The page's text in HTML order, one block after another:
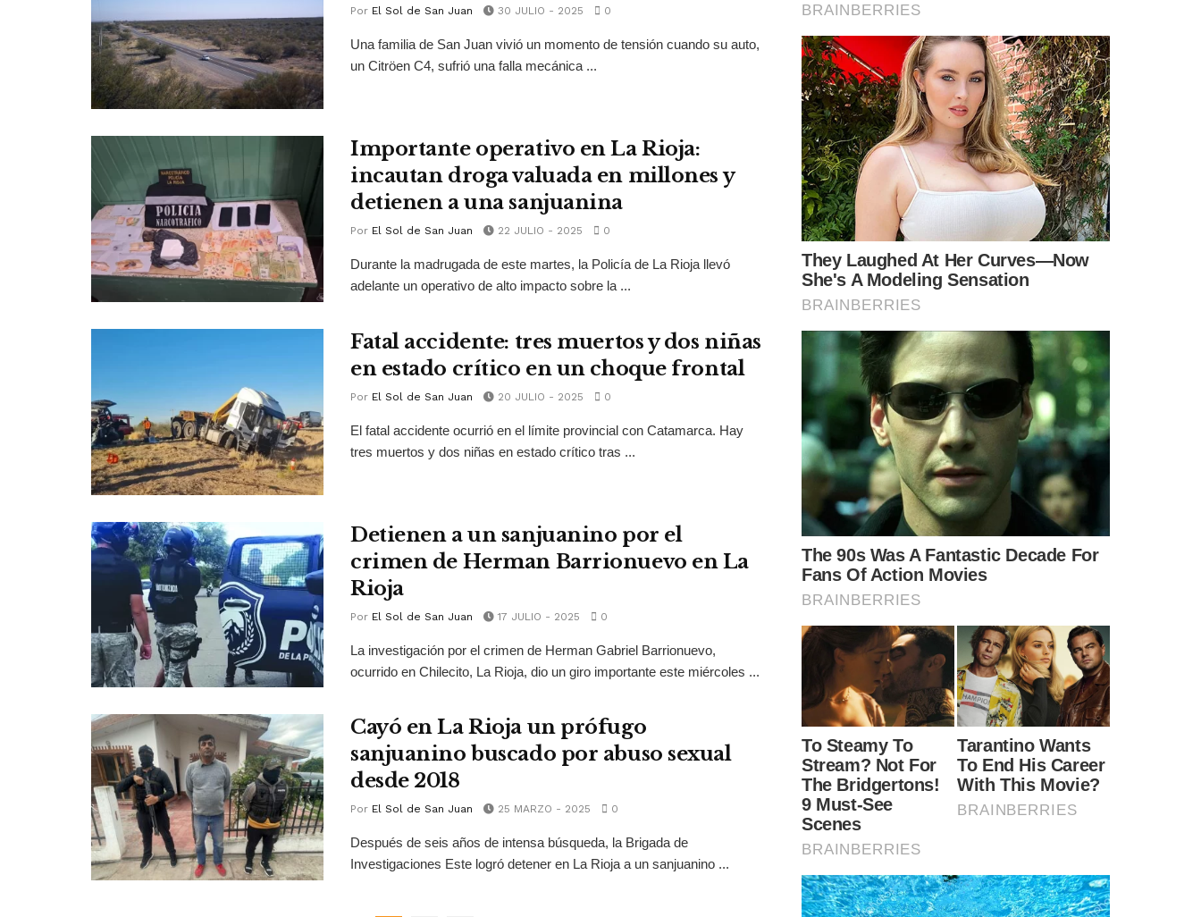
Por El Sol de San Juan 30 JULIO - 2025 0
Una familia de San Juan vivió un momento de tensión cuando su auto,
un Citröen C4, sufrió una falla mecánica ...
Importante operativo en La Rioja:
incautan droga valuada en millones y
detienen a una sanjuanina
Por El Sol de San Juan 22 JULIO - 2025 0
Durante la madrugada de este martes, la Policía de La Rioja llevó
adelante un operativo de alto impacto sobre la ...
Fatal accidente: tres muertos y dos niñas
en estado crítico en un choque frontal
Por El Sol de San Juan 20 JULIO - 2025 0
El fatal accidente ocurrió en el límite provincial con Catamarca. Hay
tres muertos y dos niñas en estado crítico tras ...
Detienen a un sanjuanino por el
crimen de Herman Barrionuevo en La
Rioja
Por El Sol de San Juan 17 JULIO - 2025 0
La investigación por el crimen de Herman Gabriel Barrionuevo,
ocurrido en Chilecito, La Rioja, dio un giro importante este miércoles ...
Cayó en La Rioja un prófugo
sanjuanino buscado por abuso sexual
desde 2018
Por El Sol de San Juan 25 MARZO - 2025 0
Después de seis años de intensa búsqueda, la Brigada de
Investigaciones Este logró detener en La Rioja a un sanjuanino ...